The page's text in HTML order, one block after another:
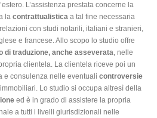
L’assistenza prestata concerne la
la contrattualistica a tal fine necessaria
con studi notarili, italiani e stranieri,
e francese. Allo scopo lo studio offre
di traduzione, anche asseverata, nelle
clientela. La clientela riceve poi un
e consulenza nelle eventuali controversie
Lo studio si occupa altresì della
ed è in grado di assistere la propria
a tutti i livelli giurisdizionali nelle